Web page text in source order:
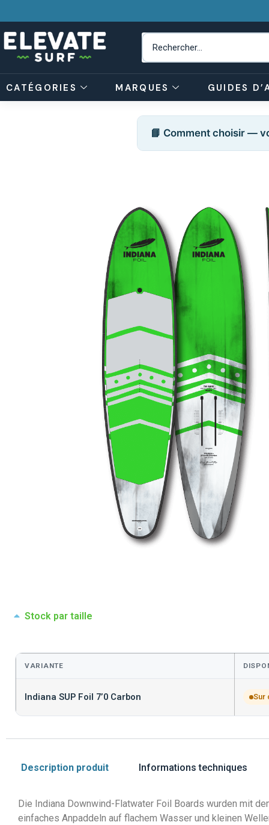
CATÉGORIES MARQUES GUIDES
📘 Comment choisir —
Stock par taille
VARIANTE
Indiana SUP Foil 7’0 Carbon Sur
Description produit Informations techniques
Die Indiana Downwind-Flatwater Foil Boards wurden mit
einfaches Anpaddeln auf flachem Wasser und kleinen